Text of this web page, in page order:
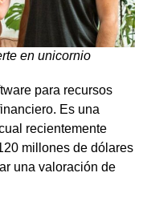
en unicornio
para recursos
Es una
recientemente
millones de dólares
una valoración de